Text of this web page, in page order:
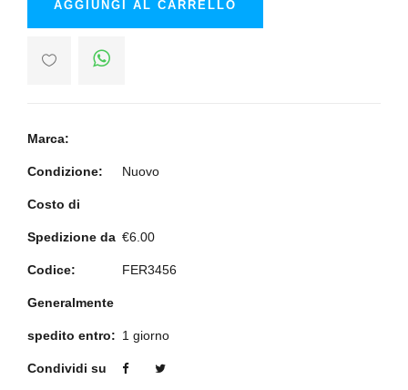
AGGIUNGI AL CARRELLO
Marca:
Condizione: Nuovo
Costo di
Spedizione da €6.00
Codice: FER3456
Generalmente
spedito entro: 1 giorno
Condividi su